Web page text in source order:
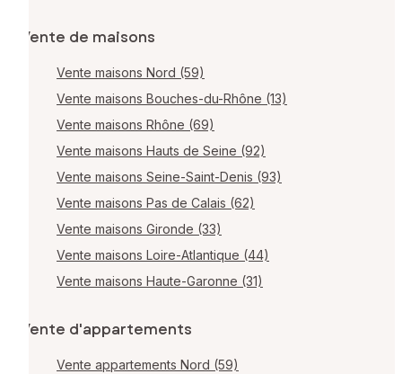
Vente de maisons
Vente maisons Nord (59)
Vente maisons Bouches-du-Rhône (13)
Vente maisons Rhône (69)
Vente maisons Hauts de Seine (92)
Vente maisons Seine-Saint-Denis (93)
Vente maisons Pas de Calais (62)
Vente maisons Gironde (33)
Vente maisons Loire-Atlantique (44)
Vente maisons Haute-Garonne (31)
Vente d'appartements
Vente appartements Nord (59)